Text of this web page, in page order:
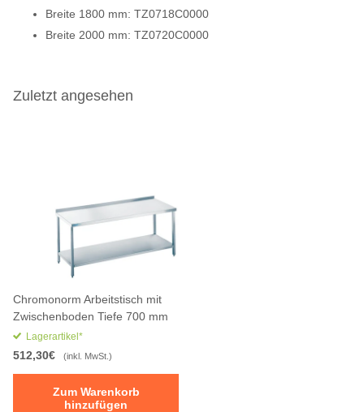
Breite 1800 mm: TZ0718C0000
Breite 2000 mm: TZ0720C0000
Zuletzt angesehen
Chromonorm Arbeitstisch mit
Zwischenboden Tiefe 700 mm
Lagerartikel*
512,30€ (inkl. MwSt.)
Zum Warenkorb
hinzufügen